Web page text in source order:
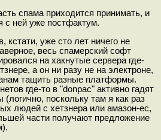
спама приходится принимать, и
с ней уже постфактум.
кстати, уже сто лет ничего не
весь спамерский софт
на хакнутые сервера где-
а он ни разу не на электроне,
тащить разные платформы.
где-то в "donpac" активно гадят
поскольку там я как раз
людей с хетзнера или амазон-ec,
части получают предложение